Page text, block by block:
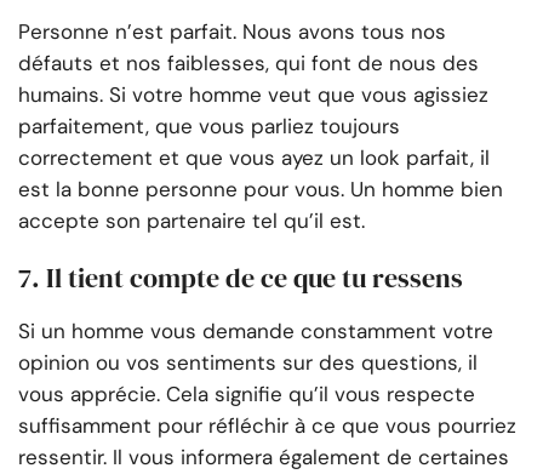
Personne n’est parfait. Nous avons tous nos
défauts et nos faiblesses, qui font de nous des
humains. Si votre homme veut que vous agissiez
parfaitement, que vous parliez toujours
correctement et que vous ayez un look parfait, il
est la bonne personne pour vous. Un homme bien
accepte son partenaire tel qu’il est.
7. Il tient compte de ce que tu ressens
Si un homme vous demande constamment votre
opinion ou vos sentiments sur des questions, il
vous apprécie. Cela signifie qu’il vous respecte
suffisamment pour réfléchir à ce que vous pourriez
ressentir. Il vous informera également de certaines